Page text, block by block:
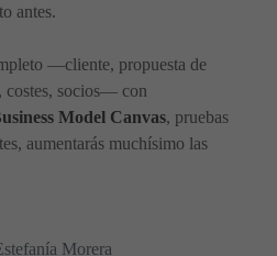
antes.
—cliente, propuesta de
costes, socios— con
Model Canvas, pruebas
aumentarás muchísimo las
Morera